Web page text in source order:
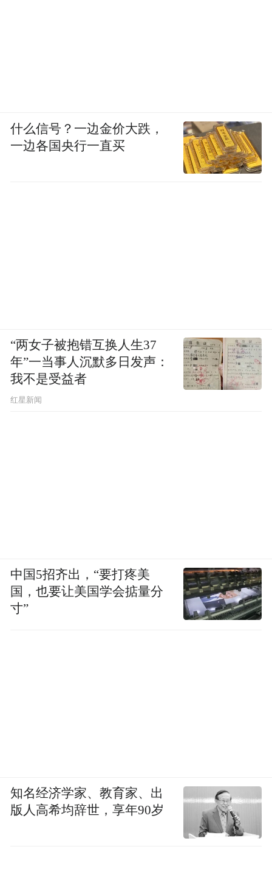
什么信号？一边金价大跌，
一边各国央行一直买
“两女子被抱错互换人生37
年”一当事人沉默多日发声：
我不是受益者
红星新闻
中国5招齐出，“要打疼美
国，也要让美国学会掂量分
寸”
知名经济学家、教育家、出
版人高希均辞世，享年90岁